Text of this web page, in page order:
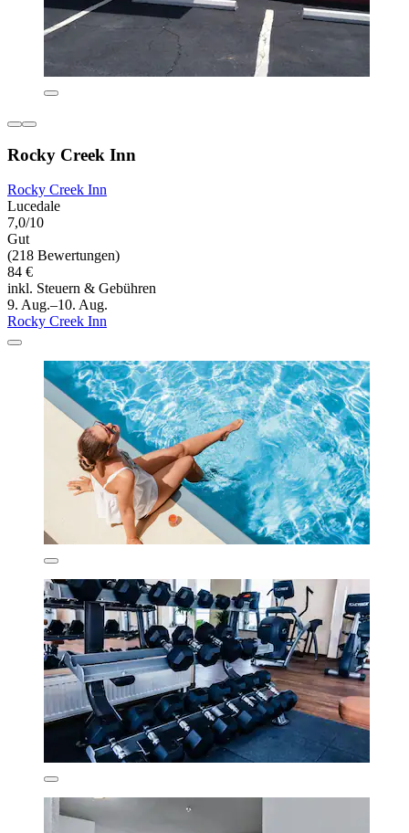
Rocky Creek Inn
Rocky Creek Inn
Lucedale
7,0/10
Gut
(218 Bewertungen)
84 €
inkl. Steuern & Gebühren
9. Aug.–10. Aug.
Rocky Creek Inn